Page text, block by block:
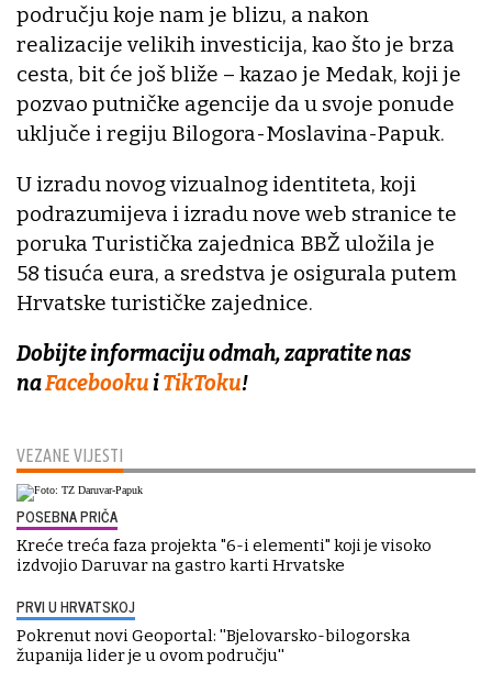
VEZANE VIJESTI
POSEBNA PRIČA
Kreće treća faza projekta "6-i elementi" koji je visoko
izdvojio Daruvar na gastro karti Hrvatske
PRVI U HRVATSKOJ
Pokrenut novi Geoportal: ''Bjelovarsko-bilogorska
županija lider je u ovom području''
području koje nam je blizu, a nakon
realizacije velikih investicija, kao što je brza
cesta, bit će još bliže – kazao je Medak, koji je
pozvao putničke agencije da u svoje ponude
uključe i regiju Bilogora-Moslavina-Papuk.
U izradu novog vizualnog identiteta, koji
podrazumijeva i izradu nove web stranice te
poruka Turistička zajednica BBŽ uložila je
58 tisuća eura, a sredstva je osigurala putem
Hrvatske turističke zajednice.
Dobijte informaciju odmah, zapratite nas
naFacebookuiTikToku!